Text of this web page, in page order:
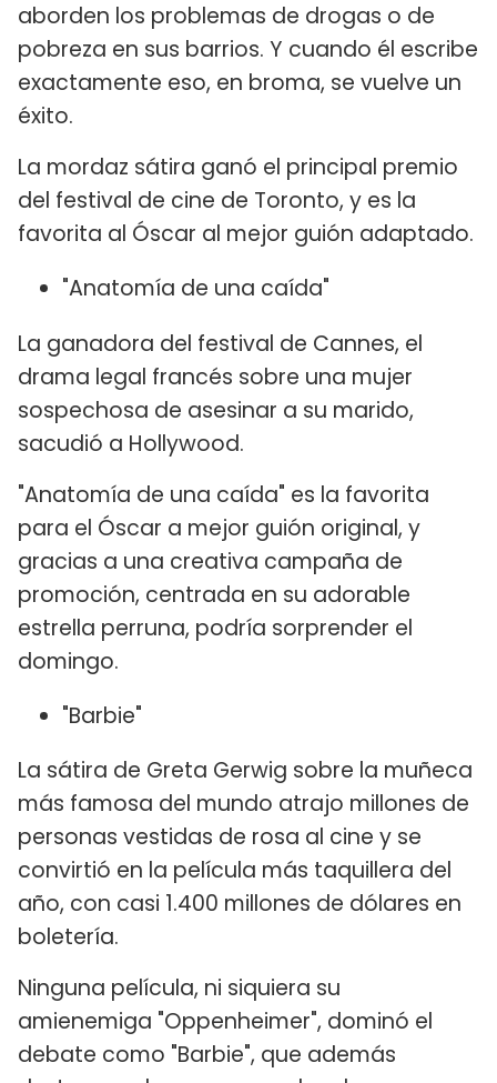
aborden los problemas de drogas o de
pobreza en sus barrios. Y cuando él escribe
exactamente eso, en broma, se vuelve un
éxito.
La mordaz sátira ganó el principal premio
del festival de cine de Toronto, y es la
favorita al Óscar al mejor guión adaptado.
"Anatomía de una caída"
La ganadora del festival de Cannes, el
drama legal francés sobre una mujer
sospechosa de asesinar a su marido,
sacudió a Hollywood.
"Anatomía de una caída" es la favorita
para el Óscar a mejor guión original, y
gracias a una creativa campaña de
promoción, centrada en su adorable
estrella perruna, podría sorprender el
domingo.
"Barbie"
La sátira de Greta Gerwig sobre la muñeca
más famosa del mundo atrajo millones de
personas vestidas de rosa al cine y se
convirtió en la película más taquillera del
año, con casi 1.400 millones de dólares en
boletería.
Ninguna película, ni siquiera su
amienemiga "Oppenheimer", dominó el
debate como "Barbie", que además